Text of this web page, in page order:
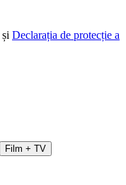
și Declarația de protecție a
Film + TV